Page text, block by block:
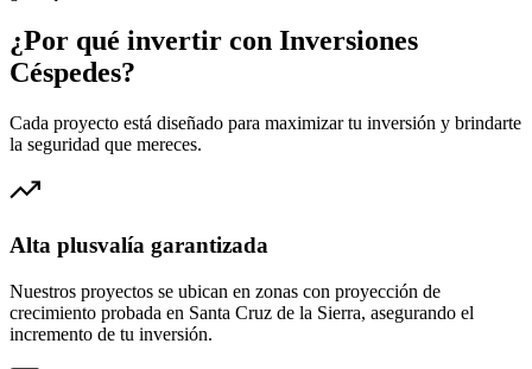
¿Por qué invertir con Inversiones
Céspedes?
Cada proyecto está diseñado para maximizar tu inversión y brindarte
la seguridad que mereces.
Alta plusvalía garantizada
Nuestros proyectos se ubican en zonas con proyección de
crecimiento probada en Santa Cruz de la Sierra, asegurando el
incremento de tu inversión.